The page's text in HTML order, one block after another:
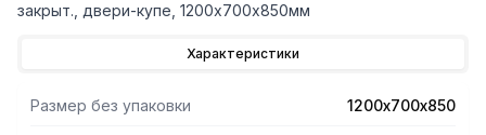
закрыт., двери-купе, 1200х700х850мм
Характеристики
Размер без упаковки 1200х700х850